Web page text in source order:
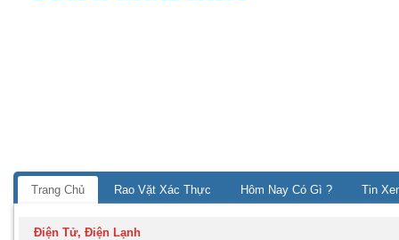
Trang Chủ Rao Vặt Xác Thực Hôm Nay Có Gì ? Tin
Điện Tử, Điện Lạnh